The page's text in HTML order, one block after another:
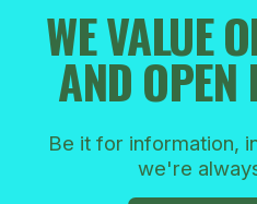
WE VALUE
AND OPEN
Be it for information,
we're